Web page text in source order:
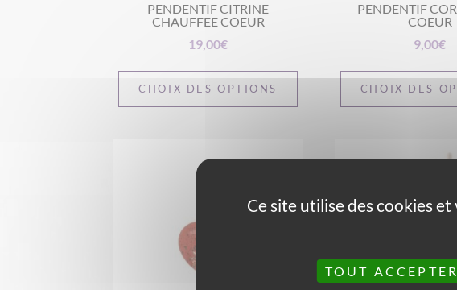
PENDENTIF CITRINE
CHAUFFEE COEUR
19,00€
CHOIX DES OPTIONS
PENDENTIF
COEUR
9,00€
CHOIX DES
Ce site utilise des cookies
TOUT ACCEPTER